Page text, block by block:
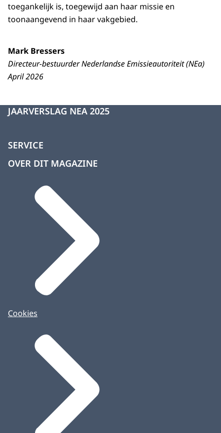
toegankelijk is, toegewijd aan haar missie en
toonaangevend in haar vakgebied.
Mark Bressers
Directeur-bestuurder Nederlandse Emissieautoriteit (NEa)
April 2026
JAARVERSLAG NEA 2025
SERVICE
OVER DIT MAGAZINE
Cookies